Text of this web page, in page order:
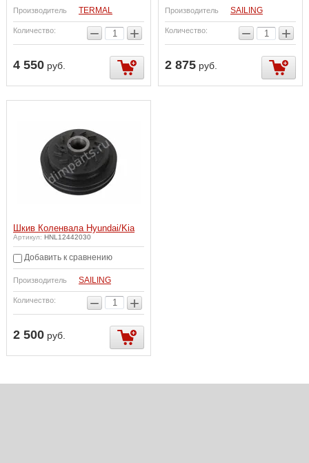
Производитель TERMAL
Количество: − +
4 550 руб.
Производитель SAILING
Количество: − +
2 875 руб.
Шкив Коленвала Hyundai/Kia
Артикул: HNL12442030
Добавить к сравнению
Производитель SAILING
Количество: − +
2 500 руб.